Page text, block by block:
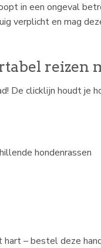
in een ongeval
verplicht en mag
reizen
De clicklijn houdt je
hondenrassen
– bestel deze